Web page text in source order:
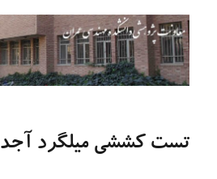
تست کششی میلگرد